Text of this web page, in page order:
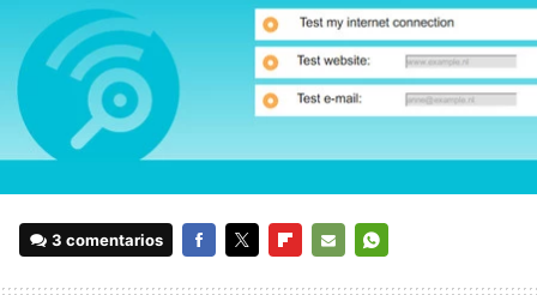
3 comentarios